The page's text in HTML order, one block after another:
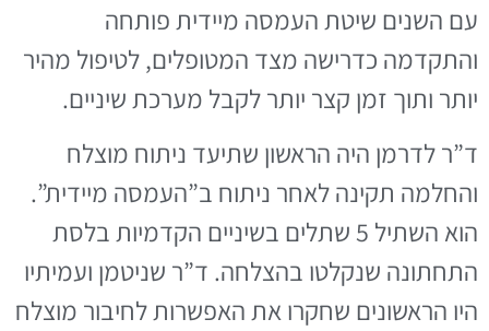
עם השנים שיטת העמסה מיידית פותחה
והתקדמה כדרישה מצד המטופלים, לטיפול מהיר
יותר ותוך זמן קצר יותר לקבל מערכת שיניים.
ד”ר לדרמן היה הראשון שתיעד ניתוח מוצלח
והחלמה תקינה לאחר ניתוח ב”העמסה מיידית”.
הוא השתיל 5 שתלים בשיניים הקדמיות בלסת
התחתונה שנקלטו בהצלחה. ד”ר שניטמן ועמיתיו
היו הראשונים שחקרו את האפשרות לחיבור מוצלח